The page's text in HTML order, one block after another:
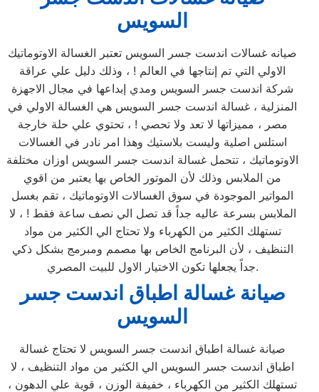
السويس
صيانه غسالات اندست جسر السويس تعتبر الغسالة الاوتوماتيك
الاولي التي تم إنتاجها في العالم ! ، وذلك دليل علي عراقة
شركة اندست جسر السويس ومدي إبداعها في مجال الاجهزة
المنزلية ، غسالة اندست جسر السويس هي الغسالة الاولي في
مصر ، مميزاتها لا تعد ولا تحصي ! ، تحتوي علي حلة خارجة
استلس اصلية وليست بلاستيك وهذا امر نادر في الغسالات
الاوتوماتيك ، تتحمل غسالة اندست جسر السويس اوزان مختلفة
من الملابس وذلك لأن الموتور الخاص بها يعتبر من اقوي
المواتير الموجودة في سوق الغسالات الاوتوماتيك ، تقم بغسل
الملابس بسرعة عاليه جداً قد تصل الي نصف ساعة فقط ! ، لا
تستهلك الكثير من الكهرباء ولا تحتاج الي الكثير من مواد
التنظيف ، لأن البرنامج الخاص بها مصمم ومبرمج بشكل ذكي
جداً يجعلها تكون الاختيار الاول للبيت المصري.
صيانة غسالة اطباق اندست جسر
السويس
صيانة غسالة اطباق اندست جسر السويس لا تحتاج غسالة
اطباق اندست جسر السويس الي الكثير من مواد التنظيف ، لا
تستهلك الكثير من الكهرباء ، خفيفة الوزن ، قوية علي الدهون ،